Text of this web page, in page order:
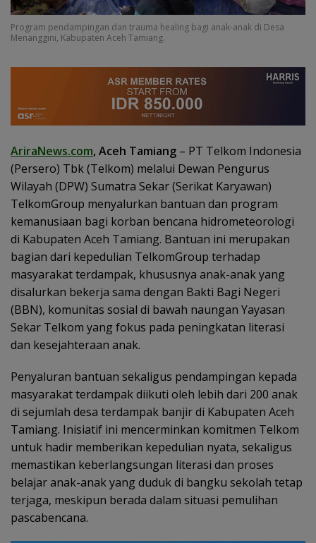
Program pendampingan dan trauma healing bagi anak-anak di Desa
Menanggini, Kabupaten Aceh Tamiang.
AriraNews.com, Aceh Tamiang – PT Telkom Indonesia
(Persero) Tbk (Telkom) melalui Dewan Pengurus
Wilayah (DPW) Sumatra Sekar (Serikat Karyawan)
TelkomGroup menyalurkan bantuan dan program
kemanusiaan bagi korban bencana hidrometeorologi
di Kabupaten Aceh Tamiang. Bantuan ini merupakan
bagian dari kepedulian TelkomGroup terhadap
masyarakat terdampak, khususnya anak-anak yang
disalurkan bekerja sama dengan Bakti Bagi Negeri
(BBN), komunitas sosial di bawah naungan Yayasan
Sekar Telkom yang fokus pada peningkatan literasi
dan kesejahteraan anak.
Penyaluran bantuan sekaligus pendampingan kepada
masyarakat terdampak diikuti oleh lebih dari 200 anak
di sejumlah desa terdampak banjir di Kabupaten Aceh
Tamiang. Inisiatif ini mencerminkan komitmen Telkom
untuk hadir memberikan kepedulian nyata, sekaligus
memastikan keberlangsungan literasi dan proses
belajar anak-anak yang duduk di bangku sekolah tetap
terjaga, meskipun berada dalam situasi pemulihan
pascabencana.